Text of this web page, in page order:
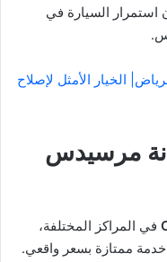
استمرار السيارة في
الخيار الأمثل لإصلاح
مرسيدس
في المراكز المختلفة،
ممتازة بسعر واقعي.